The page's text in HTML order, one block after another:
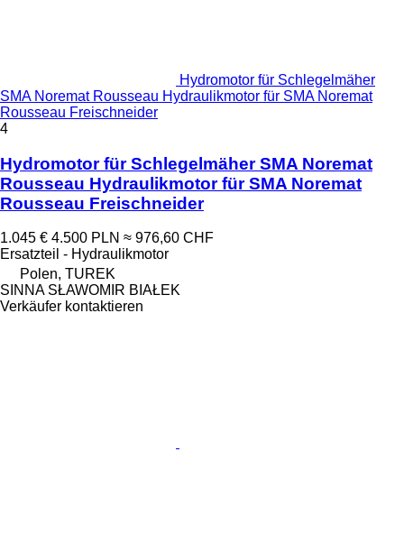
Hydromotor für Schlegelmäher
SMA Noremat Rousseau Hydraulikmotor für SMA Noremat
Rousseau Freischneider
4
Hydromotor für Schlegelmäher SMA Noremat
Rousseau Hydraulikmotor für SMA Noremat
Rousseau Freischneider
1.045 € 4.500 PLN ≈ 976,60 CHF
Ersatzteil - Hydraulikmotor
Polen, TUREK
SINNA SŁAWOMIR BIAŁEK
Verkäufer kontaktieren